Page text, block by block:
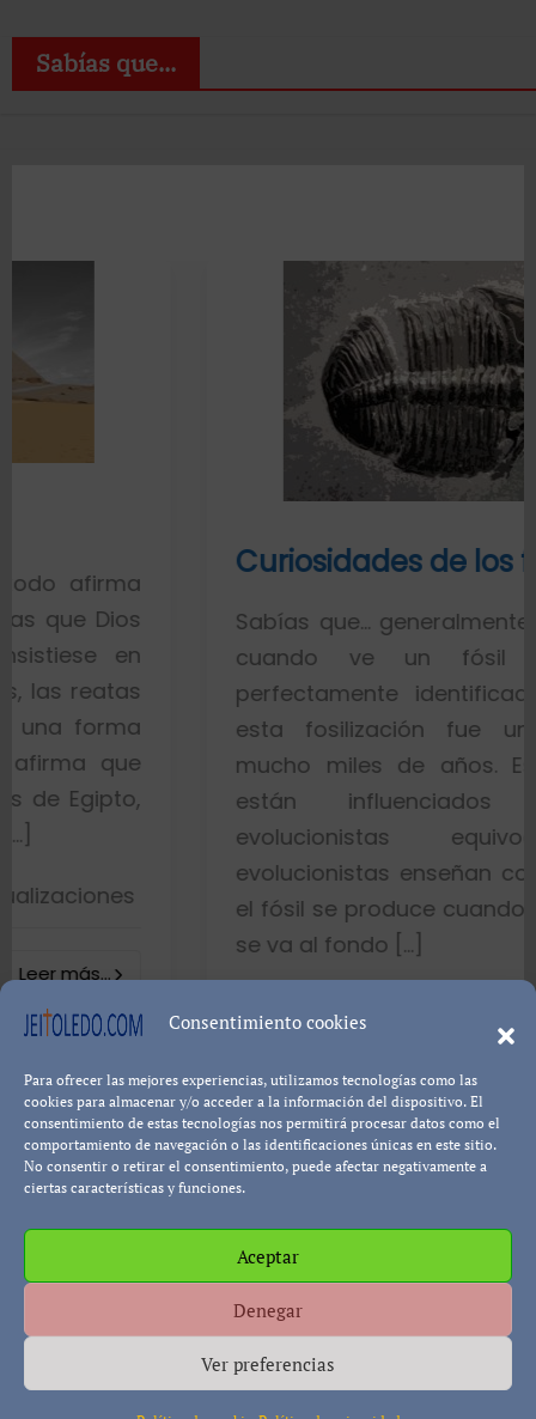
Consentimiento cookies
Para ofrecer las mejores experiencias, utilizamos tecnologías como las
cookies para almacenar y/o acceder a la información del dispositivo. El
consentimiento de estas tecnologías nos permitirá procesar datos como el
comportamiento de navegación o las identificaciones únicas en este sitio.
No consentir o retirar el consentimiento, puede afectar negativamente a
ciertas características y funciones.
Aceptar
Denegar
Ver preferencias
Sabías que...
Curiosidades de los fósiles
Sabías que… generalmente toda la
cuando ve un fósil de un
perfectamente identificado piensa
esta fosilización fue un proceso
mucho miles de años. Esto es
están influenciados por
evolucionistas equivocadas.
evolucionistas enseñan con gráficos
el fósil se produce cuando el pez
se va al fondo […]
Pablo Blanco Leer más...
Responsabilidad